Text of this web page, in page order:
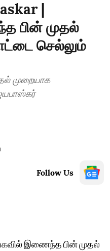
|
பின் முதல்
செல்லும்
முறையாக
Follow Us
இணைந்த பின் முதல்